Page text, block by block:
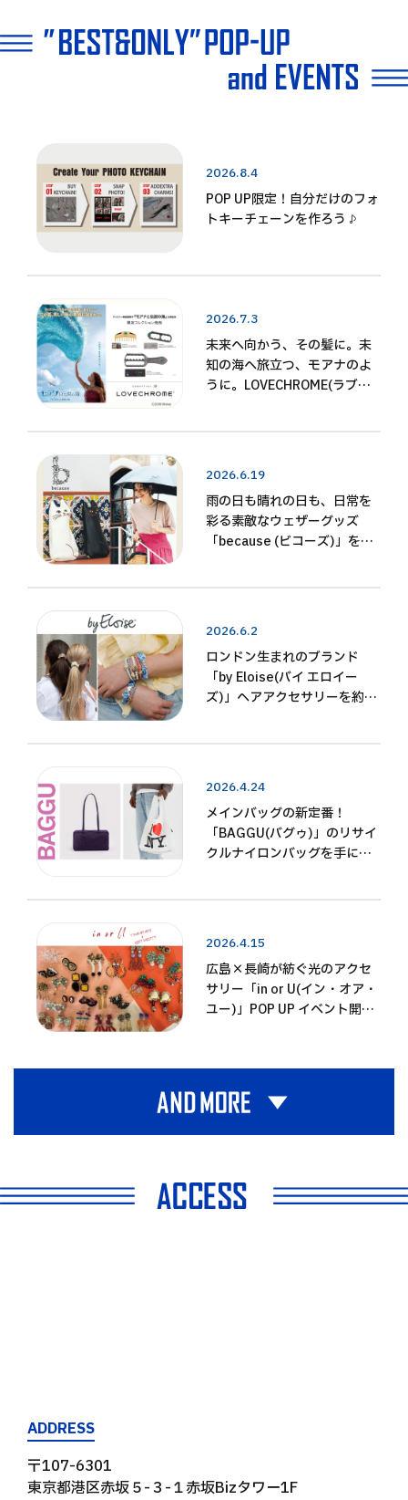
2026.8.4
POP UP限定！自分だけのフォ
トキーチェーンを作ろう♪
2026.7.3
未来へ向かう、その髪に。未
知の海へ旅立つ、モアナのよ
うに。LOVECHROME(ラブク
新作 実写版『モアナと伝説の
限定コレクションが発売！
2026.6.19
雨の日も晴れの日も、日常を
彩る素敵なウェザーグッズ
「because (ビコーズ)」を期
2026.6.2
ロンドン生まれのブランド
「by Eloise(バイ エロイー
ズ)」へアアクセサリーを約
2026.4.24
メインバッグの新定番！
「BAGGU(バグゥ)」のリサイ
クルナイロンバッグを手に入
2026.4.15
広島×長崎が紡ぐ光のアクセ
サリー「in or U(イン・オア・
ユー)」POP UP イベント開
「IZIPIZI(イジピジ）」から
最新シリーズが登場
YOCHIXMIMIコラボレーショ
ン POP UP イベント開催のお
知らせ
ーボトル「owala」日本に本
格上陸！
ラー登場！日本初ノベルティ
企画も同時開催
～ホリデーシーズンにぴった
りの新作コレクションが登
場！
「KNT365」好評につき今年
もPOP UP イベント開催！
Mine」】PLAZAと青山学院高
等部の産学共同プロジェク
ト、第2弾が発売！
きたクッキー！「Cookie
Time(クッキータイム)」
9/19(金)～POP UP イベント
新登場！「ReFa(リファ)」
POP UP イベントを開催！
のカラーリングで展開される
Cotopaxi®の「Del Día(デルデ
ィア)コレクション」POP UP
SNSで話題沸騰！ミニマルな
200mlサイズ『Micro
Hydro』が全色揃う「Hydro
ボストン生まれのキャップ
「'47(フォーティーセブン)」
がPLAZAに新登場！
韓国発の大人気キャラクター
「エスターバニー(ESTHER
BUNNY)」がPLAZAに登場！
雨の日も楽しくなる
「HUNTER(ハンター)」
6/6(金)～POP UP イベント開
「IZIPIZI(イジピジ)」
5/15(木)～POP UP イベント
開催のお知らせ
ご好評につき再登場！「Cath
Kidston(キャス キッドソ
ン)」4/18(金)～POP UP イベ
ゥ・ザ・フューチャー」劇場
公開40周年記念POP UP イベ
ントのお知らせ
イルズ)」POP UP イベント開
催のお知らせ
「Glow-Up Gameboard by
PLAZA」2/19(水)～POP UP
イベントのお知らせ
CREAM SKIN LAB in PLAZA
12/26～POP-UP イベント開
催のお知らせ
「ROSEY(ロージー)」の手作
り焼き菓子でほっとするひと
ときを♪
頑張った自分へのご褒美に
♪「アトリエマレット」NYチ
ャーム&樹脂パールのアクセサ
2024.10.31
地球に優しい、365日使える
ニットバッグ「KNT365」
POP UP イベント開催のお知
2024.10.28
カフェ好きのあなたに！
「Ralph's Coffee(ラルフズコ
ーヒー)」POP UP イベント開
2024.10.02
“曖昧さ”を楽しむFUZZ-
ISH(ファジッシュ)ウェアブラ
ンド「Lazy Styles（レイジー
ト開催♪
2024.09.27
再登場！「by Eloise(バイ エ
ロイーズ)」POP UP イベント
開催
ADDRESS
〒107-6301
東京都港区赤坂５-３-１赤坂Bizタワー1F